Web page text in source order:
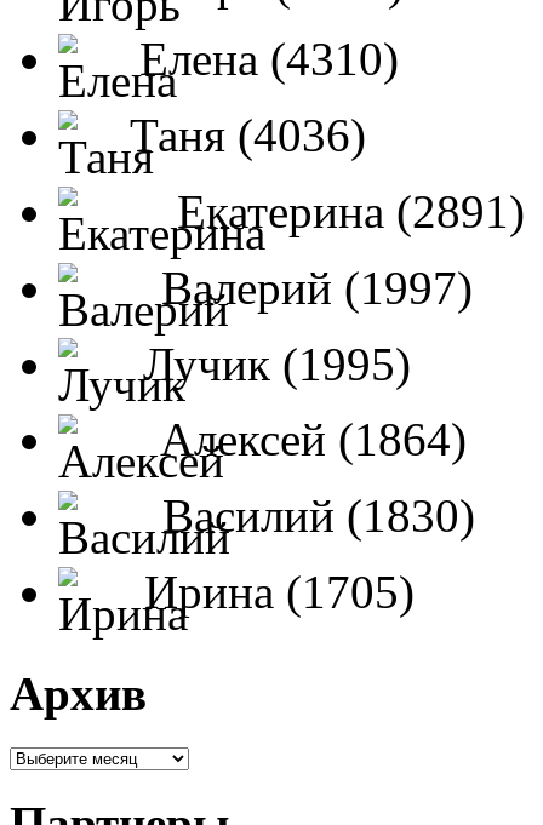
Елена (4310)
Таня (4036)
Екатерина (2891)
Валерий (1997)
Лучик (1995)
Алексей (1864)
Василий (1830)
Ирина (1705)
Архив